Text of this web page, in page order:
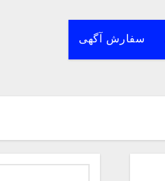
سفارش آگهی